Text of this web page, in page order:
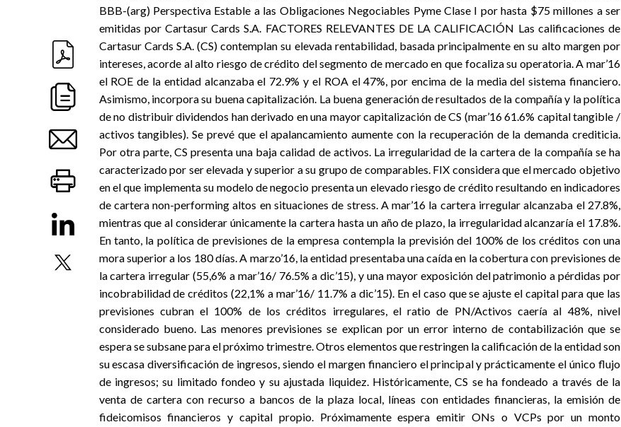
BBB-(arg) Perspectiva Estable a las Obligaciones Negociables Pyme Clase I por hasta $75 millones a ser
emitidas por Cartasur Cards S.A. FACTORES RELEVANTES DE LA CALIFICACIÓN Las calificaciones de
Cartasur Cards S.A. (CS) contemplan su elevada rentabilidad, basada principalmente en su alto margen por
intereses, acorde al alto riesgo de crédito del segmento de mercado en que focaliza su operatoria. A mar’16
el ROE de la entidad alcanzaba el 72.9% y el ROA el 47%, por encima de la media del sistema financiero.
Asimismo, incorpora su buena capitalización. La buena generación de resultados de la compañía y la política
de no distribuir dividendos han derivado en una mayor capitalización de CS (mar’16 61.6% capital tangible /
activos tangibles). Se prevé que el apalancamiento aumente con la recuperación de la demanda crediticia.
Por otra parte, CS presenta una baja calidad de activos. La irregularidad de la cartera de la compañía se ha
caracterizado por ser elevada y superior a su grupo de comparables. FIX considera que el mercado objetivo
en el que implementa su modelo de negocio presenta un elevado riesgo de crédito resultando en indicadores
de cartera non-performing altos en situaciones de stress. A mar’16 la cartera irregular alcanzaba el 27.8%,
mientras que al considerar únicamente la cartera hasta un año de plazo, la irregularidad alcanzaría el 17.8%.
En tanto, la política de previsiones de la empresa contempla la previsión del 100% de los créditos con una
mora superior a los 180 días. A marzo’16, la entidad presentaba una caída en la cobertura con previsiones de
la cartera irregular (55,6% a mar’16/ 76.5% a dic’15), y una mayor exposición del patrimonio a pérdidas por
incobrabilidad de créditos (22,1% a mar’16/ 11.7% a dic’15). En el caso que se ajuste el capital para que las
previsiones cubran el 100% de los créditos irregulares, el ratio de PN/Activos caería al 48%, nivel
considerado bueno. Las menores previsiones se explican por un error interno de contabilización que se
espera se subsane para el próximo trimestre. Otros elementos que restringen la calificación de la entidad son
su escasa diversificación de ingresos, siendo el margen financiero el principal y prácticamente el único flujo
de ingresos; su limitado fondeo y su ajustada liquidez. Históricamente, CS se ha fondeado a través de la
venta de cartera con recurso a bancos de la plaza local, líneas con entidades financieras, la emisión de
fideicomisos financieros y capital propio. Próximamente espera emitir ONs o VCPs por un monto